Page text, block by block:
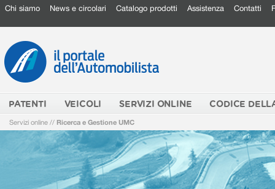
Chi siamo News e circolari Catalogo prodotti Assistenza Contatti
PATENTI VEICOLI SERVIZI ONLINE CODICE
Servizi online // Ricerca e Gestione UMC